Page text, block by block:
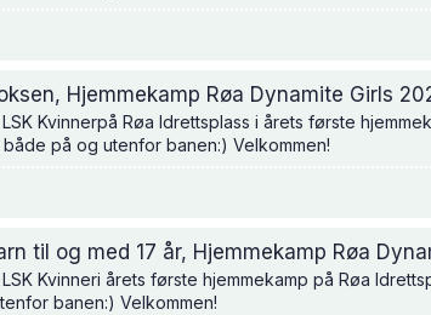
Hjemmekamp Røa Dynamite Girls
Kvinnerpå Røa Idrettsplass i årets første
på og utenfor banen:) Velkommen!
til og med 17 år, Hjemmekamp Røa
Kvinneri årets første hjemmekamp på Røa
banen:) Velkommen!